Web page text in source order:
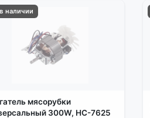
наличии
мясорубки
300W, HC-7625